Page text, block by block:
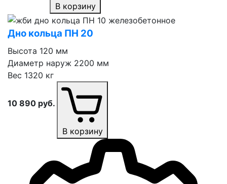
В корзину
Дно кольца ПН 20
Высота 120 мм
Диаметр наруж 2200 мм
Вес 1320 кг
10 890 руб.
В корзину